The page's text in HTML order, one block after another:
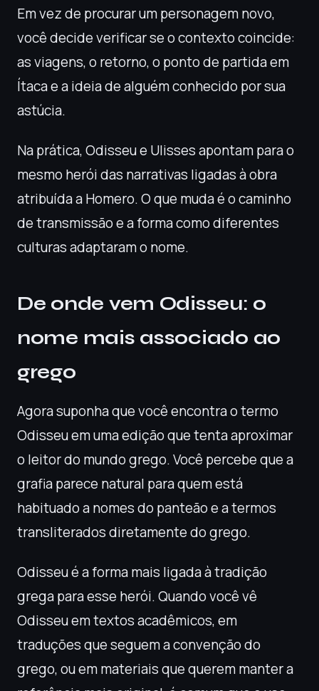
Em vez de procurar um personagem novo,
você decide verificar se o contexto coincide:
as viagens, o retorno, o ponto de partida em
Ítaca e a ideia de alguém conhecido por sua
astúcia.
Na prática, Odisseu e Ulisses apontam para o
mesmo herói das narrativas ligadas à obra
atribuída a Homero. O que muda é o caminho
de transmissão e a forma como diferentes
culturas adaptaram o nome.
De onde vem Odisseu: o
nome mais associado ao
grego
Agora suponha que você encontra o termo
Odisseu em uma edição que tenta aproximar
o leitor do mundo grego. Você percebe que a
grafia parece natural para quem está
habituado a nomes do panteão e a termos
transliterados diretamente do grego.
Odisseu é a forma mais ligada à tradição
grega para esse herói. Quando você vê
Odisseu em textos acadêmicos, em
traduções que seguem a convenção do
grego, ou em materiais que querem manter a